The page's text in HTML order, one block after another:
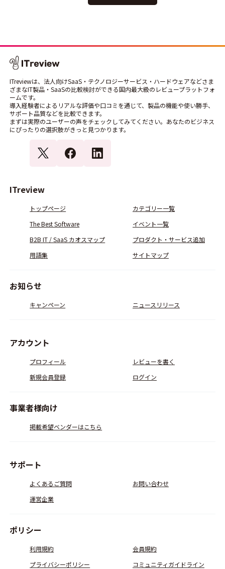
ITreviewは、法人向けSaaS・テクノロジーサービス・ハードウェアなどさま
ざまなIT製品・SaaSの比較検討ができる国内最大級のレビュープラットフォ
ームです。
導入経験者によるリアルな評価や口コミを通じて、製品の機能や使い勝手、
サポート品質などを比較できます。
まずは実際のユーザーの声をチェックしてみてください。あなたのビジネス
にぴったりの選択肢がきっと見つかります。
ITreview
トップページ
カテゴリー一覧
The Best Software
イベント一覧
B2B IT / SaaS カオスマップ
プロダクト・サービス追加
用語集
サイトマップ
お知らせ
キャンペーン ニュースリリース
アカウント
プロフィール
レビューを書く
新規会員登録
ログイン
事業者様向け
掲載希望ベンダーはこちら
サポート
よくあるご質問
お問い合わせ
運営企業
ポリシー
利用規約
会員規約
プライバシーポリシー
コミュニティガイドライン